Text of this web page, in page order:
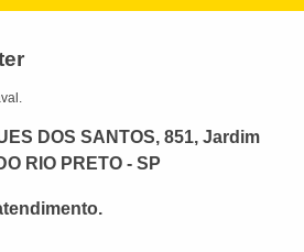
DOS SANTOS, 851, Jardim
RIO PRETO - SP